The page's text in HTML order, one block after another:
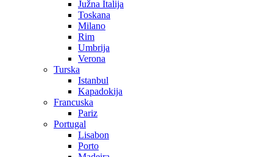
Južna Italija
Toskana
Milano
Rim
Umbrija
Verona
Turska
Istanbul
Kapadokija
Francuska
Pariz
Portugal
Lisabon
Porto